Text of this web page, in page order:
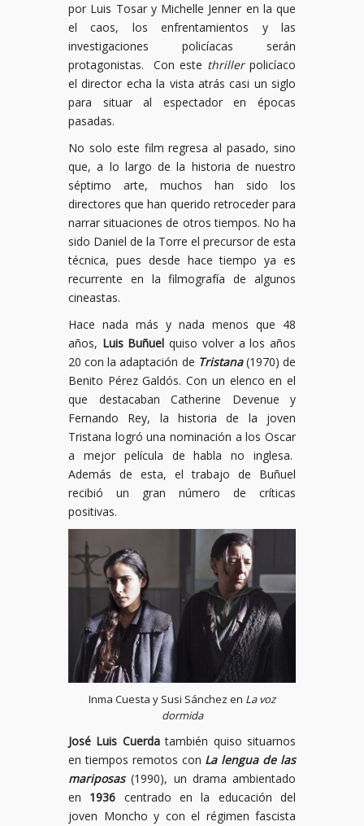
por Luis Tosar y Michelle Jenner en la que
el caos, los enfrentamientos y las
investigaciones policíacas serán
protagonistas. Con este thrillerpolicíaco
el director echa la vista atrás casi un siglo
para situar al espectador en épocas
pasadas.
No solo este film regresa al pasado, sino
que, a lo largo de la historia de nuestro
séptimo arte, muchos han sido los
directores que han querido retroceder para
narrar situaciones de otros tiempos. No ha
sido Daniel de la Torre el precursor de esta
técnica, pues desde hace tiempo ya es
recurrente en la filmografía de algunos
cineastas.
Hace nada más y nada menos que 48
años, Luis Buñuel quiso volver a los años
20 con la adaptación de Tristana(1970) de
Benito Pérez Galdós. Con un elenco en el
que destacaban Catherine Devenue y
Fernando Rey, la historia de la joven
Tristana logró una nominación a los Oscar
a mejor película de habla no inglesa.
Además de esta, el trabajo de Buñuel
recibió un gran número de críticas
positivas.
Inma Cuesta y Susi Sánchez en La voz
dormida
José Luis Cuerdatambién quiso situarnos
en tiempos remotos con La lengua de las
mariposas(1990), un drama ambientado
en 1936 centrado en la educación del
joven Moncho y con el régimen fascista